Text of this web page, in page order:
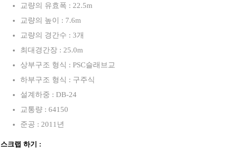
교량의 유효폭 : 22.5m
교량의 높이 : 7.6m
교량의 경간수 : 3개
최대경간장 : 25.0m
상부구조 형식 : PSC슬래브교
하부구조 형식 : 구주식
설계하중 : DB-24
교통량 : 64150
준공 : 2011년
스크랩 하기 :